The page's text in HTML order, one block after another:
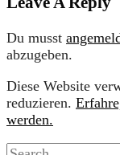
Du musst
abzugeben.
Diese Website
reduzieren.
werden.